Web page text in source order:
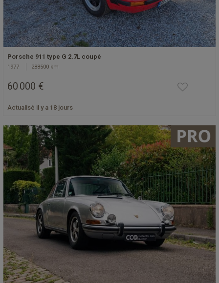
Porsche 911 type G 2.7L coupé
1977 288500 km
60 000 €
Actualisé il y a 18 jours